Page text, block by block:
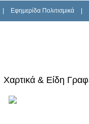
Εφημερίδα Πολιτισμικά
Χαρτικά & Είδη